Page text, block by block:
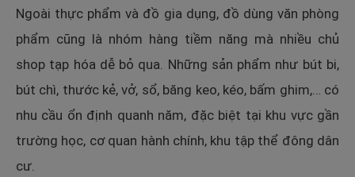
Ngoài thực phẩm và đồ gia dụng, đồ dùng văn phòng
phẩm cũng là nhóm hàng tiềm năng mà nhiều chủ
shop tạp hóa dễ bỏ qua. Những sản phẩm như bút bi,
bút chì, thước kẻ, vở, sổ, băng keo, kéo, bấm ghim,… có
nhu cầu ổn định quanh năm, đặc biệt tại khu vực gần
trường học, cơ quan hành chính, khu tập thể đông dân
cư.